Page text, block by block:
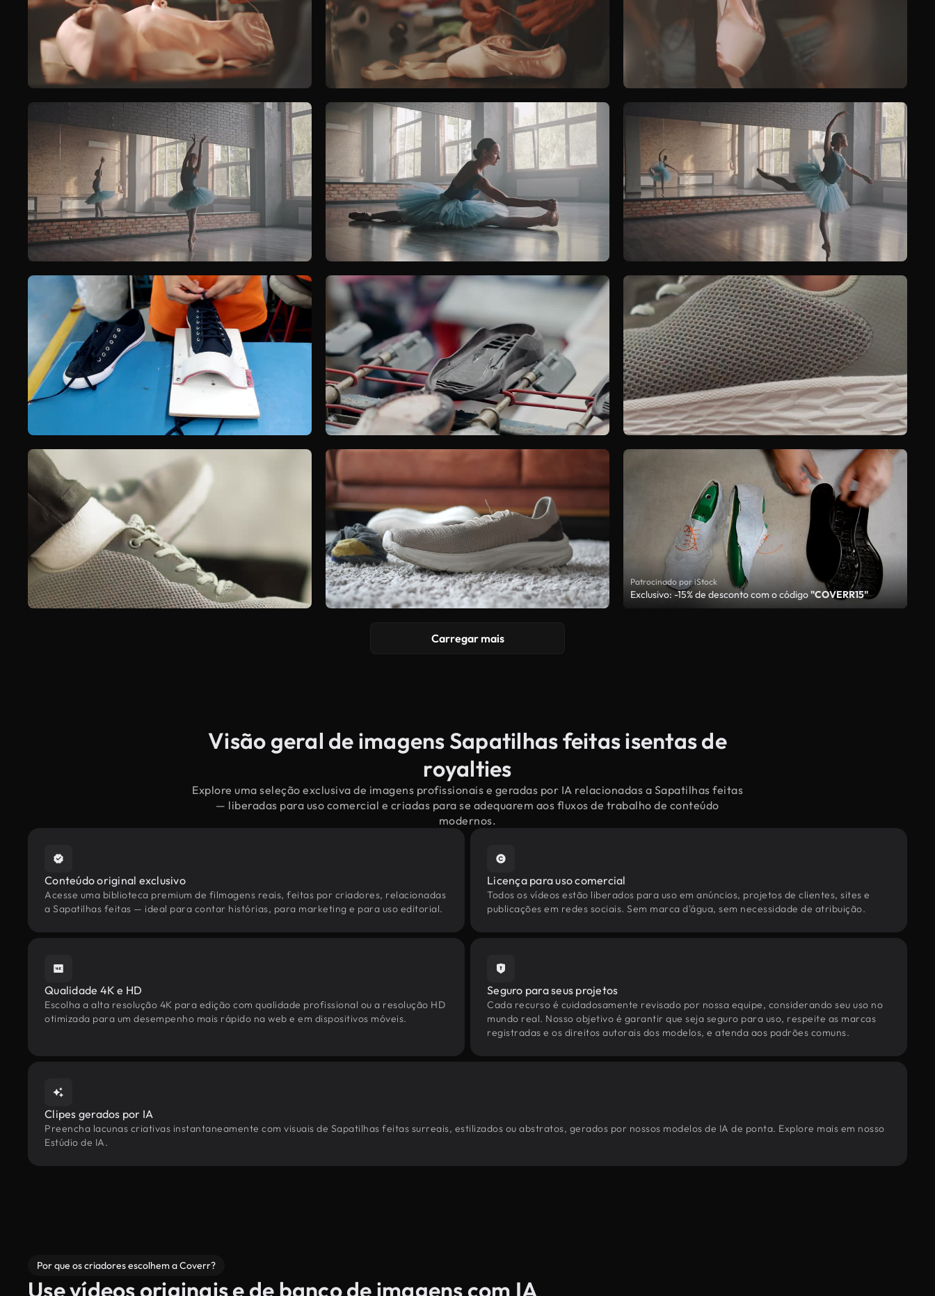
Patrocinado por iStock
Exclusivo: -15% de desconto com o código"COVERR15"
Carregar mais
Visão geral de imagens Sapatilhas feitas isentas de
royalties
Explore uma seleção exclusiva de imagens profissionais e geradas por IA relacionadas a Sapatilhas feitas
— liberadas para uso comercial e criadas para se adequarem aos fluxos de trabalho de conteúdo
modernos.
Conteúdo original exclusivo
Acesse uma biblioteca premium de filmagens reais, feitas por criadores, relacionadas
a Sapatilhas feitas — ideal para contar histórias, para marketing e para uso editorial.
Licença para uso comercial
Todos os vídeos estão liberados para uso em anúncios, projetos de clientes, sites e
publicações em redes sociais. Sem marca d'água, sem necessidade de atribuição.
Qualidade 4K e HD
Escolha a alta resolução 4K para edição com qualidade profissional ou a resolução HD
otimizada para um desempenho mais rápido na web e em dispositivos móveis.
Seguro para seus projetos
Cada recurso é cuidadosamente revisado por nossa equipe, considerando seu uso no
mundo real. Nosso objetivo é garantir que seja seguro para uso, respeite as marcas
registradas e os direitos autorais dos modelos, e atenda aos padrões comuns.
Clipes gerados por IA
Preencha lacunas criativas instantaneamente com visuais de Sapatilhas feitas surreais, estilizados ou abstratos, gerados por nossos modelos de IA de ponta. Explore mais em nosso
Estúdio de IA.
Por que os criadores escolhem a Coverr?
Use vídeos originais e de banco de imagens com IA